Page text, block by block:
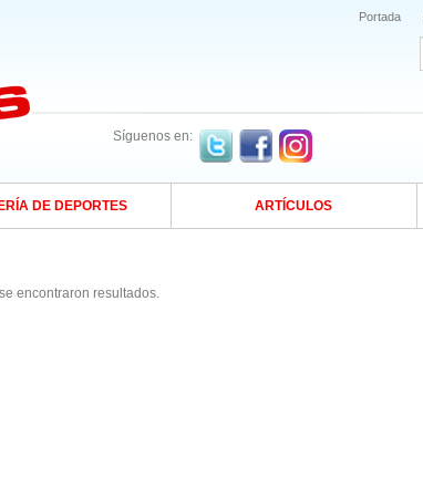
Portada
Síguenos en:
DE DEPORTES ARTÍCULOS
encontraron resultados.